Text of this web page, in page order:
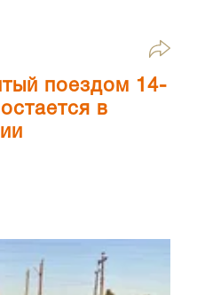
поездом 14-
в